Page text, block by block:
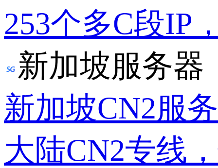
253个多C段IP
新加坡服务器
新加坡CN2服
大陆CN2专线